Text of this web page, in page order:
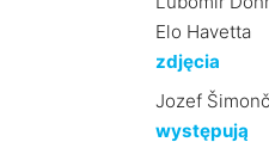
Elo Havetta
zdjęcia
Jozef
występują